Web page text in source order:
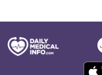
ديلي
ميديكال